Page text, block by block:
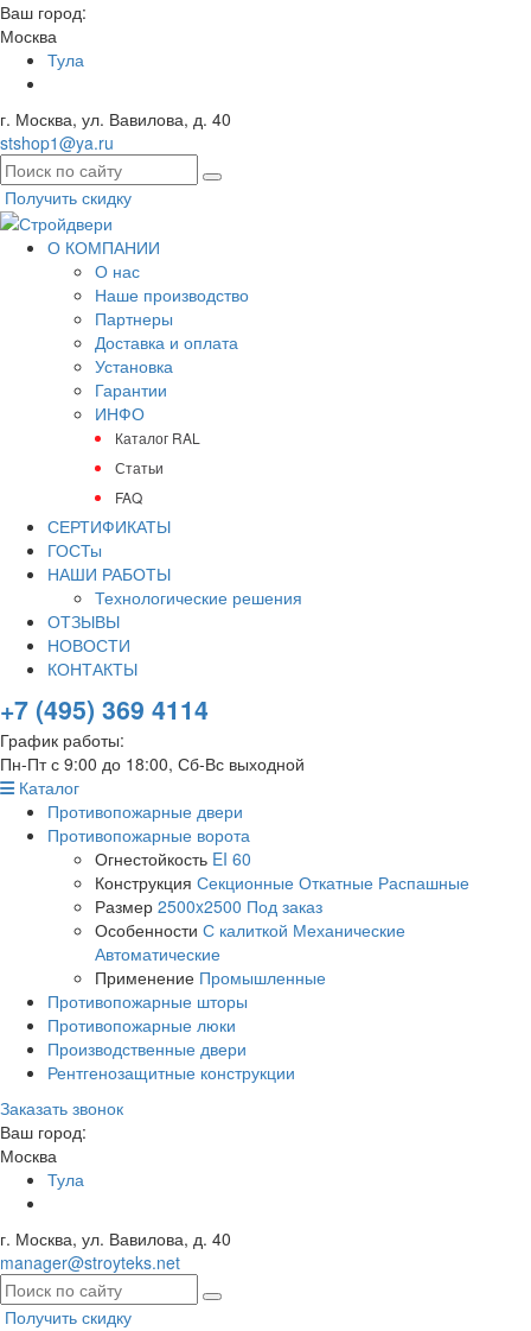
Ваш город:
Москва
Тула
г. Москва, ул. Вавилова, д. 40
stshop1@ya.ru
Получить скидку
О КОМПАНИИ
О нас
Наше производство
Партнеры
Доставка и оплата
Установка
Гарантии
ИНФО
Каталог RAL
Статьи
FAQ
СЕРТИФИКАТЫ
ГОСТы
НАШИ РАБОТЫ
Технологические решения
ОТЗЫВЫ
НОВОСТИ
КОНТАКТЫ
+7 (495) 369 4114
График работы:
Пн-Пт с 9:00 до 18:00, Сб-Вс выходной
Каталог
Противопожарные двери
Противопожарные ворота
Огнестойкость EI 60
Конструкция Секционные Откатные Распашные
Размер 2500x2500 Под заказ
Особенности С калиткой Механические
Автоматические
Применение Промышленные
Противопожарные шторы
Противопожарные люки
Производственные двери
Рентгенозащитные конструкции
Заказать звонок
Ваш город:
Москва
Тула
г. Москва, ул. Вавилова, д. 40
manager@stroyteks.net
Получить скидку